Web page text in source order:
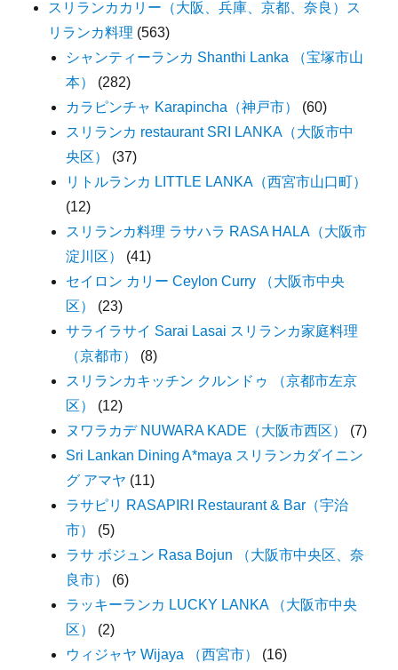
スリランカカリー（大阪、兵庫、京都、奈良）ス
リランカ料理 (563)
シャンティーランカ Shanthi Lanka （宝塚市山
本）
(282)
カラピンチャ Karapincha（神戸市）
(60)
スリランカ restaurant SRI LANKA（大阪市中
央区）
(37)
リトルランカ LITTLE LANKA（西宮市山口町）
(12)
スリランカ料理 ラサハラ RASA HALA（大阪市
淀川区）
(41)
セイロン カリー Ceylon Curry （大阪市中央
区）
(23)
サライラサイ Sarai Lasai スリランカ家庭料理
（京都市）
(8)
スリランカキッチン クルンドゥ （京都市左京
区）
(12)
ヌワラカデ NUWARA KADE（大阪市西区）
(7)
Sri Lankan Dining A*maya スリランカダイニン
グ アマヤ (11)
ラサピリ RASAPIRI Restaurant & Bar（宇治
市）
(5)
ラサ ボジュン Rasa Bojun （大阪市中央区、奈
良市）
(6)
ラッキーランカ LUCKY LANKA （大阪市中央
区）
(2)
ウィジャヤ Wijaya （西宮市）
(16)